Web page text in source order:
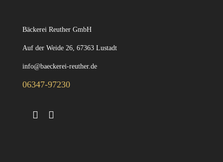
Bäckerei Reuther GmbH
Auf der Weide 26, 67363 Lustadt
info@baeckerei-reuther.de
06347-97230